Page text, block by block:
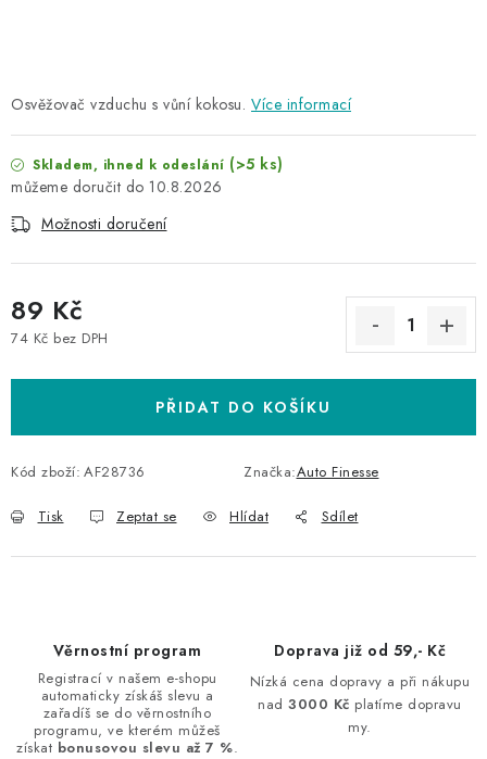
Věrnostní program
Všeobecné obchodní podmínky
Podmínky ochrany osobních údajů
Mapa serveru
Osvěžovač vzduchu s vůní kokosu. Více informací
Skladem, ihned k odeslání (>5 ks)
10.8.2026
Možnosti doručení
89 Kč
74 Kč bez DPH
PŘIDAT DO KOŠÍKU
Kód zboží: AF28736 Značka:Auto Finesse
Tisk Zeptat se Hlídat Sdílet
Věrnostní program
Registrací v našem e-shopu
automaticky získáš slevu a
zařadíš se do věrnostního
programu, ve kterém můžeš
získat bonusovou slevu až 7 %.
Doprava již od 59,- Kč
Nízká cena dopravy a při nákupu
nad3000 Kč platíme dopravu
my.